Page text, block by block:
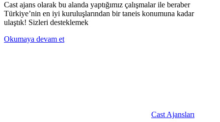
Cast ajans olarak bu alanda yaptığımız çalışmalar ile beraber
Türkiye’nin en iyi kuruluşlarından bir taneis konumuna kadar
ulaştık! Sizleri desteklemek
Okumaya devam et
Cast Ajansları